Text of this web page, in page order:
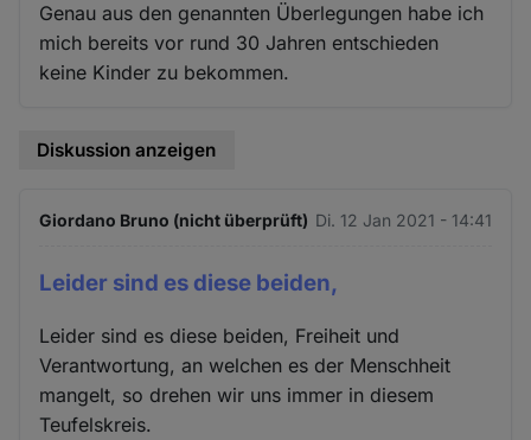
Genau aus den genannten Überlegungen habe ich
mich bereits vor rund 30 Jahren entschieden
keine Kinder zu bekommen.
Diskussion anzeigen
Giordano Bruno (nicht überprüft) Di. 12 Jan 2021 - 14:41
Leider sind es diese beiden,
Leider sind es diese beiden, Freiheit und
Verantwortung, an welchen es der Menschheit
mangelt, so drehen wir uns immer in diesem
Teufelskreis.